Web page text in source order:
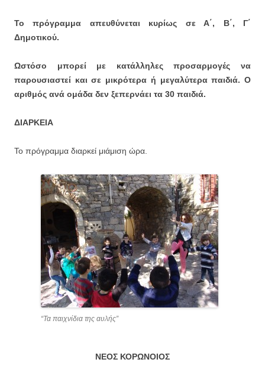
Το πρόγραμμα απευθύνεται κυρίως σε Α΄, Β΄, Γ΄
Δημοτικού.
Ωστόσο μπορεί με κατάλληλες προσαρμογές να
παρουσιαστεί και σε μικρότερα ή μεγαλύτερα παιδιά. Ο
αριθμός ανά ομάδα δεν ξεπερνάει τα 30 παιδιά.
ΔΙΑΡΚΕΙΑ
Το πρόγραμμα διαρκεί μιάμιση ώρα.
“Τα παιχνίδια της αυλής”
ΝΕΟΣ ΚΟΡΩΝΟΙΟΣ